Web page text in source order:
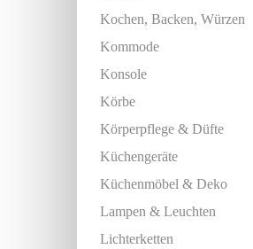
Kochen, Backen, Würzen
Kommode
Konsole
Körbe
Körperpflege & Düfte
Küchengeräte
Küchenmöbel & Deko
Lampen & Leuchten
Lichterketten